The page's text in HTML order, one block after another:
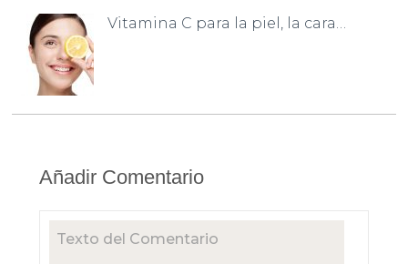
Vitamina C para la piel, la cara…
Añadir Comentario